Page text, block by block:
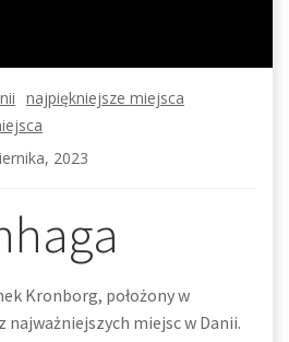
najpiękniejsze miejsca
2023
Kronborg, położony w
miejsc w Danii.